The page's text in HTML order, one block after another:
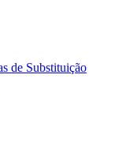
de Substituição